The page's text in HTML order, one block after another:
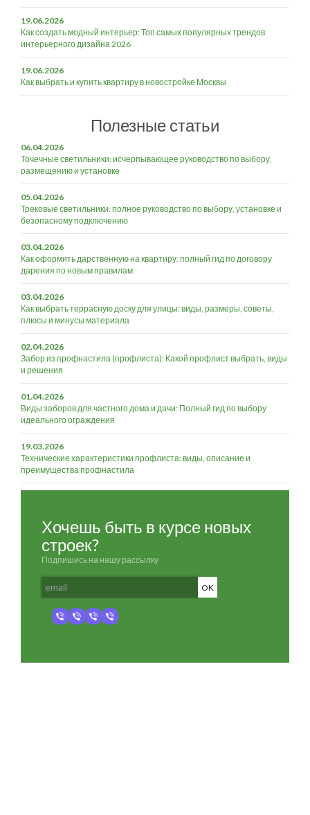
19.06.2026
Как создать модный интерьер: Топ самых популярных трендов
интерьерного дизайна 2026
19.06.2026
Как выбрать и купить квартиру в новостройке Москвы
Полезные статьи
06.04.2026
Точечные светильники: исчерпывающее руководство по выбору,
размещению и установке
05.04.2026
Трековые светильники: полное руководство по выбору, установке и
безопасному подключению
03.04.2026
Как оформить дарственную на квартиру: полный гид по договору
дарения по новым правилам
03.04.2026
Как выбрать террасную доску для улицы: виды, размеры, советы,
плюсы и минусы материала
02.04.2026
Забор из профнастила (профлиста): Какой профлист выбрать, виды
и решения
01.04.2026
Виды заборов для частного дома и дачи: Полный гид по выбору
идеального ограждения
19.03.2026
Технические характеристики профлиста: виды, описание и
преимущества профнастила
Хочешь быть в курсе новых
строек?
Подпишись на нашу рассылку